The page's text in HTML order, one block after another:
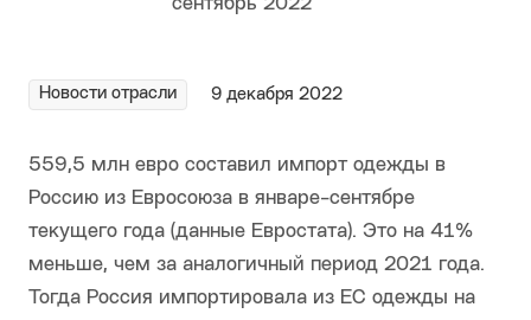
Новости отрасли 9 декабря 2022
559,5 млн евро составил импорт одежды в
Россию из Евросоюза в январе-сентябре
текущего года (данные Евростата). Это на 41%
меньше, чем за аналогичный период 2021 года.
Тогда Россия импортировала из ЕС одежды на